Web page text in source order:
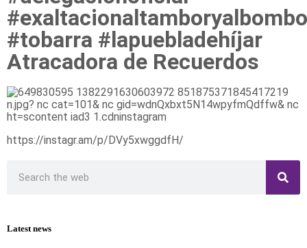
#exaltacionaltamboryalbombo
#tobarra #lapuebladehíjar
Atracadora de Recuerdos
https://instagr.am/p/DVy5xwggdfH/
Latest news